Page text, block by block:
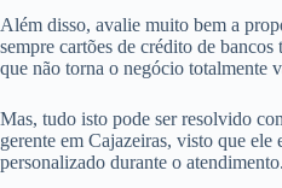
Além disso, avalie muito bem a
sempre cartões de crédito de
que não torna o negócio totalmente
Mas, tudo isto pode ser resolvido
gerente em Cajazeiras, visto que ele
personalizado durante o atendimento.